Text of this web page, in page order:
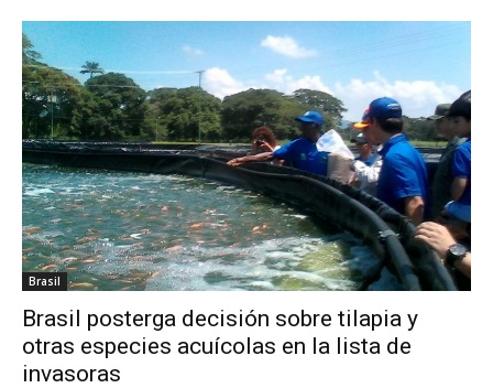
Brasil
Brasil posterga decisión sobre tilapia y
otras especies acuícolas en la lista de
invasoras